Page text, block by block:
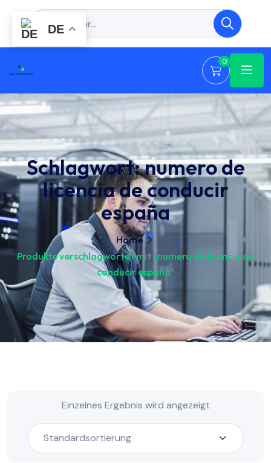
0
Schlagwort:numero de
licencia de conducir
españa
Home
Produkte verschlagwortet mit „numero de licencia de
conducir españa“
Einzelnes Ergebnis wird angezeigt
DE